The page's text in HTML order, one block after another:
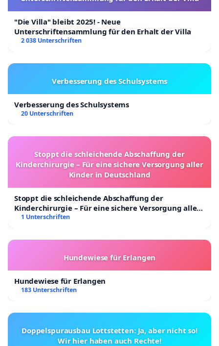
"Die Villa" bleibt 2025! - Neue
Unterschriftensammlung für den Erhalt der Villa
2 038 Unterschriften
Verbesserung des Schulsystems
Verbesserung des Schulsystems
20 Unterschriften
Stoppt die schleichende Abschaffung der
Kinderchirurgie – Für eine sichere Versorgung aller
Kinder in Deutschland
Stoppt die schleichende Abschaffung der
Kinderchirurgie – Für eine sichere Versorgung aller
Kinder in Deutschland
1 Unterschriften
Hundewiese für Erlangen
Hundewiese für Erlangen
183 Unterschriften
Doppelspurausbau Lottstetten: Ja, aber nicht so!
Wir hier haben auch Rechte!